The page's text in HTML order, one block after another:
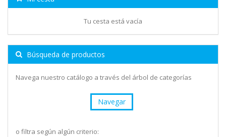
Tu cesta está vacía
Búsqueda de productos
Navega nuestro catálogo a través del árbol de categorías
Navegar
o filtra según algún criterio: